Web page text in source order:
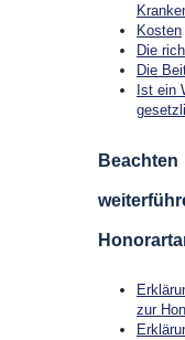
Kosten
Die
Die
Ist ein
zur